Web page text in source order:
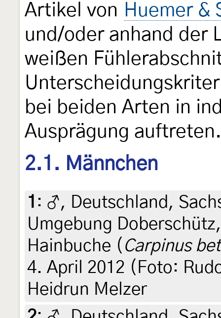
Artikel von Huemer &
und/oder anhand der
weißen
bei beiden Arten in
Ausprägung
2.1. Männchen
1 : ♂, Deutschland,
Umgebung
Hainbuche ( Carpinus
4. April 2012 (Foto:
Heidrun Melzer